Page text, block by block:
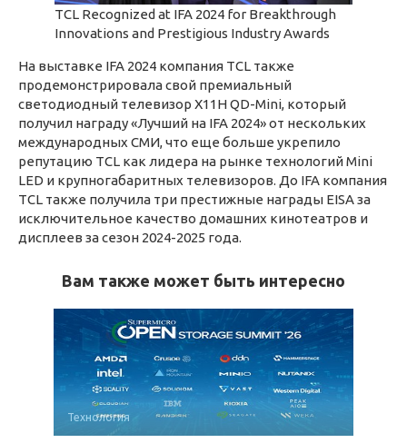
TCL Recognized at IFA 2024 for Breakthrough
Innovations and Prestigious Industry Awards
На выставке IFA 2024 компания TCL также
продемонстрировала свой премиальный
светодиодный телевизор X11H QD-Mini, который
получил награду «Лучший на IFA 2024» от нескольких
международных СМИ, что еще больше укрепило
репутацию TCL как лидера на рынке технологий Mini
LED и крупногабаритных телевизоров. До IFA компания
TCL также получила три престижные награды EISA за
исключительное качество домашних кинотеатров и
дисплеев за сезон 2024-2025 года.
Вам также может быть интересно
Технология